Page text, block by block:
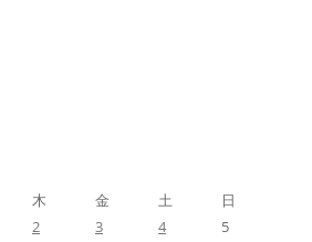
木 金 土
日
2 3 4
5